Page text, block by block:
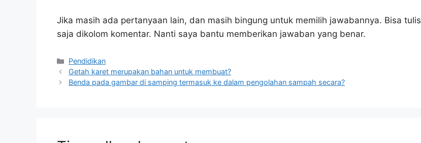
Jika masih ada pertanyaan lain, dan masih bingung untuk memilih jawabannya. Bisa tulis
saja dikolom komentar. Nanti saya bantu memberikan jawaban yang benar.
Kategori
Pendidikan
Getah karet merupakan bahan untuk membuat?
Benda pada gambar di samping termasuk ke dalam pengolahan sampah secara?